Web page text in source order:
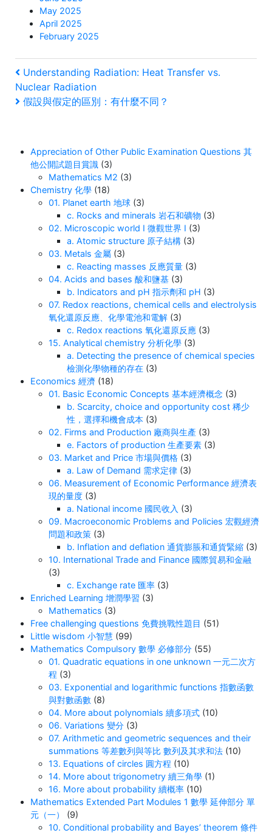
May 2025
April 2025
February 2025
Post
navigation
Previous
Post
Understanding Radiation: Heat Transfer vs.
Nuclear Radiation
Next
假設與假定的區別：有什麼不同？
Appreciation of Other Public Examination Questions 其
他公開試題目賞識 (3)
Mathematics M2 (3)
Chemistry 化學 (18)
01. Planet earth 地球 (3)
c. Rocks and minerals 岩石和礦物 (3)
02. Microscopic world I 微觀世界 I (3)
a. Atomic structure 原子結構 (3)
03. Metals 金屬 (3)
c. Reacting masses 反應質量 (3)
04. Acids and bases 酸和鹽基 (3)
b. Indicators and pH 指示劑和 pH (3)
07. Redox reactions, chemical cells and electrolysis
氧化還原反應、化學電池和電解 (3)
c. Redox reactions 氧化還原反應 (3)
15. Analytical chemistry 分析化學 (3)
a. Detecting the presence of chemical species
檢測化學物種的存在 (3)
Economics 經濟 (18)
01. Basic Economic Concepts 基本經濟概念 (3)
b. Scarcity, choice and opportunity cost 稀少
性，選擇和機會成本 (3)
02. Firms and Production 廠商與生產 (3)
e. Factors of production 生產要素 (3)
03. Market and Price 市場與價格 (3)
a. Law of Demand 需求定律 (3)
06. Measurement of Economic Performance 經濟表
現的量度 (3)
a. National income 國民收入 (3)
09. Macroeconomic Problems and Policies 宏觀經濟
問題和政策 (3)
b. Inflation and deflation 通貨膨脹和通貨緊縮 (3)
10. International Trade and Finance 國際貿易和金融
(3)
c. Exchange rate 匯率 (3)
Enriched Learning 增潤學習 (3)
Mathematics (3)
Free challenging questions 免費挑戰性題目 (51)
Little wisdom 小智慧 (99)
Mathematics Compulsory 數學 必修部分 (55)
01. Quadratic equations in one unknown 一元二次方
程 (3)
03. Exponential and logarithmic functions 指數函數
與對數函數 (8)
04. More about polynomials 續多項式 (10)
06. Variations 變分 (3)
07. Arithmetic and geometric sequences and their
summations 等差數列與等比 數列及其求和法 (10)
13. Equations of circles 圓方程 (10)
14. More about trigonometry 續三角學 (1)
16. More about probability 續概率 (10)
Mathematics Extended Part Modules 1 數學 延伸部分 單
元（一）
(9)
10. Conditional probability and Bayes’ theorem 條件